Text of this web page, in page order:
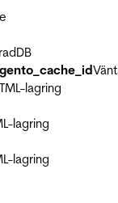
lagring
lagring
lagring